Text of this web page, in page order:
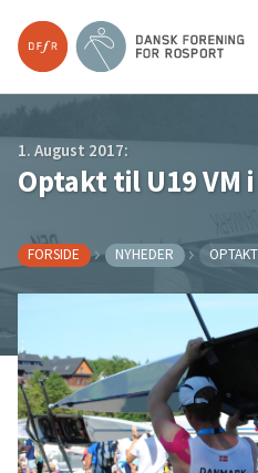
1. August 2017:
Optakt til U19 VM
FORSIDE NYHEDER